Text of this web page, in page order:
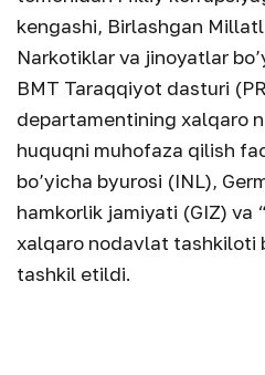
kengashi, Birlashgan
Narkotiklar va jinoyatlar
BMT Taraqqiyot dasturi
departamentining xalqaro
huquqni muhofaza qilish
bo’yicha byurosi (INL),
hamkorlik jamiyati (GIZ) va
xalqaro nodavlat tashkiloti
tashkil etildi.